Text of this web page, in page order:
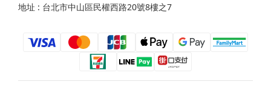
地址 : 台北市中山區民權西路20號8樓之7